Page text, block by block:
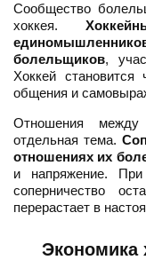
Сообщество
хоккея.
болельщиков,
Хоккей
общения и
Отношения
отдельная тема.
отношениях их
и напряжение.
соперничество
перерастает в
Экономика